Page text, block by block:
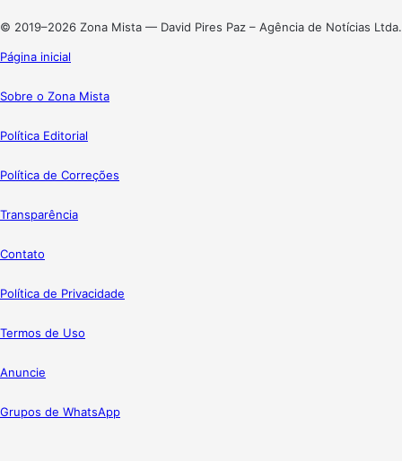
© 2019–2026 Zona Mista — David Pires Paz – Agência de Notícias Ltda.
Página inicial
Sobre o Zona Mista
Política Editorial
Política de Correções
Transparência
Contato
Política de Privacidade
Termos de Uso
Anuncie
Grupos de WhatsApp